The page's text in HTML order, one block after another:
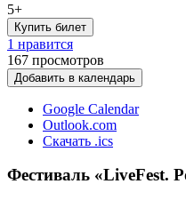
5+
Купить билет
1 нравится
167 просмотров
Добавить в календарь
Google Calendar
Outlook.com
Скачать .ics
Фестиваль «LiveFest.